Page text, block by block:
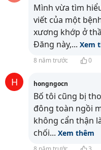
Mình vừa tìm
viết của một
xương khớp ở
Đăng này,... Xem
8 năm trước 0
H hongngocn
Bố tôi cũng bị
đông toàn ngồi
không cẩn thận
chối... Xem thêm